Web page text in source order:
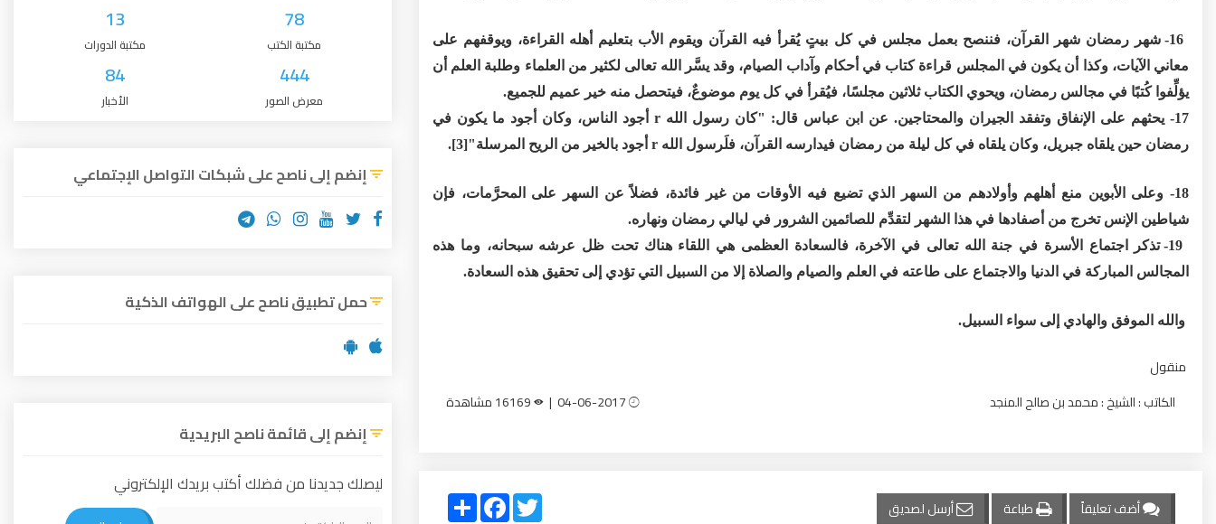
16- شهر رمضان شهر القرآن، فننصح بعمل مجلس في كل بيتٍ يُقرأ فيه القرآن ويقوم الأب بتعليم أهله القراءة، ويوقفهم على
معاني الآيات، وكذا أن يكون في المجلس قراءة كتاب في أحكام وآداب الصيام، وقد يسَّر الله تعالى لكثير من العلماء وطلبة العلم أن
يؤلِّفوا كُتبًا في مجالس رمضان، ويحوي الكتاب ثلاثين مجلسًا، فيُقرأ في كل يوم موضوعٌ، فيتحصل منه خير عميم للجميع.
17- يحثهم على الإنفاق وتفقد الجيران والمحتاجين. عن ابن عباس قال: "كان رسول الله r أجود الناس، وكان أجود ما يكون في
رمضان حين يلقاه جبريل، وكان يلقاه في كل ليلة من رمضان فيدارسه القرآن، فلَرسول الله r أجود بالخير من الريح المرسلة"[3].
18- وعلى الأبوين منع أهلهم وأولادهم من السهر الذي تضيع فيه الأوقات من غير فائدة، فضلاً عن السهر على المحرَّمات، فإن
شياطين الإنس تخرج من أصفادها في هذا الشهر لتقدِّم للصائمين الشرور في ليالي رمضان ونهاره.
19- تذكر اجتماع الأسرة في جنة الله تعالى في الآخرة، فالسعادة العظمى هي اللقاء هناك تحت ظل عرشه سبحانه، وما هذه
المجالس المباركة في الدنيا والاجتماع على طاعته في العلم والصيام والصلاة إلا من السبيل التي تؤدي إلى تحقيق هذه السعادة.
والله الموفق والهادي إلى سواء السبيل.
منقول
الكاتب : الشيخ : محمد بن صالح المنجد
أضف تعليقاً طباعة أرسل لصديق Share
FacebookTwitter
78
مكتبة الكتب
13
مكتبة الدورات
444
معرض الصور
84
الأخبار
إنضم إلى ناصح على شبكات التواصل الإجتماعي
حمل تطبيق ناصح على الهواتف الذكية
إنضم إلى قائمة ناصح البريدية
ليصلك جديدنا من فضلك أكتب بريدك الإلكتروني